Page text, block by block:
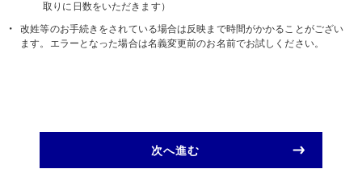
取りに日数をいただきます）
改姓等のお手続きをされている場合は反映まで時間がかかることがござい
ます。エラーとなった場合は名義変更前のお名前でお試しください。
次へ進む